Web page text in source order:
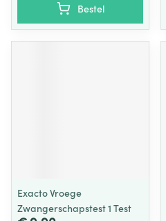
Bestel
Exacto Vroege
Zwangerschapstest 1 Test